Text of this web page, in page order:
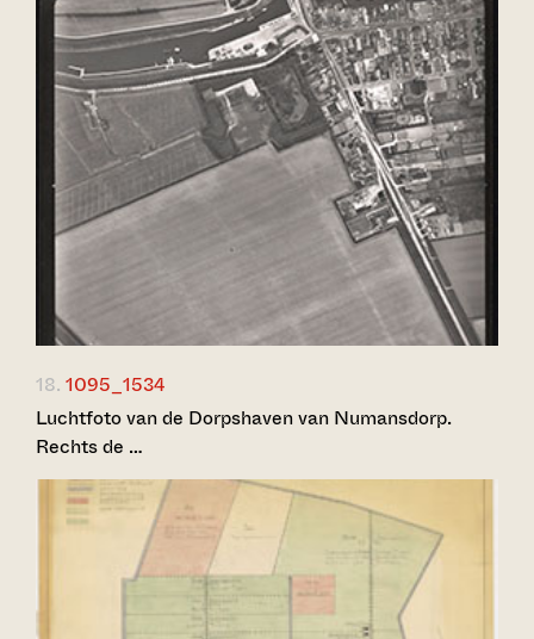
18. 1095_1534
Luchtfoto van de Dorpshaven van Numansdorp.
Rechts de …